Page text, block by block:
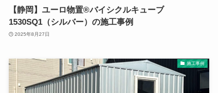
【静岡】ユーロ物置®バイシクルキューブ
1530SQ1（シルバー）の施工事例
2025年8月27日
施工事例